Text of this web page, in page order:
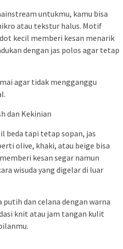
untukmu, kamu bisa
atau tekstur halus. Motif
kecil memberi kesan menarik
dengan jas polos agar tetap
agar tidak mengganggu
dan Kekinian
beda tapi tetap sopan, jas
olive, khaki, atau beige bisa
kesan segar namun
wisuda yang digelar di luar
putih dan celana dengan warna
knit atau jam tangan kulit